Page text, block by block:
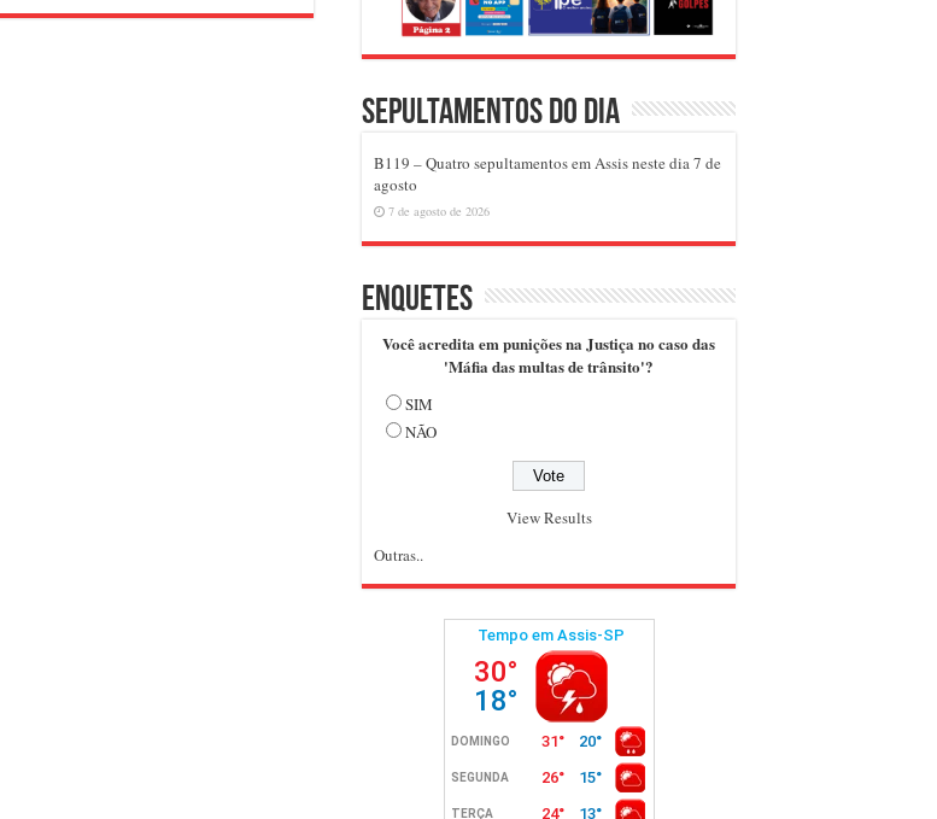
Sepultamentos do dia
B119 – Quatro sepultamentos em Assis neste dia 7 de
agosto
7 de agosto de 2026
Enquetes
Você acredita em punições na Justiça no caso das
'Máfia das multas de trânsito'?
SIM
NÃO
View Results
Outras..